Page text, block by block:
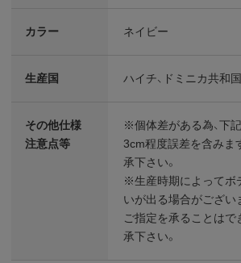
カラー ネイビー
生産国 ハイチ、ドミニカ共和
その他仕様
注意点等
※個体差がある為、下
3cm程度誤差を含みま
承下さい。
※生産時期によってボ
いが出る場合がござい
ご指定を承ることはで
承下さい。